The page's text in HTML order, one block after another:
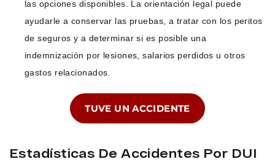
las opciones disponibles. La orientación legal puede
ayudarle a conservar las pruebas, a tratar con los peritos
de seguros y a determinar si es posible una
indemnización por lesiones, salarios perdidos u otros
gastos relacionados.
TUVE UN ACCIDENTE
Estadísticas De Accidentes Por DUI